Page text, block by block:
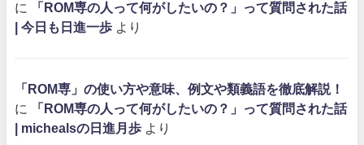
に
「ROM専の人って何がしたいの？」って質問された話
| 今日も日進一歩 より
「ROM専」の使い方や意味、例文や類義語を徹底解説！
に
「ROM専の人って何がしたいの？」って質問された話
| michealsの日進月歩 より